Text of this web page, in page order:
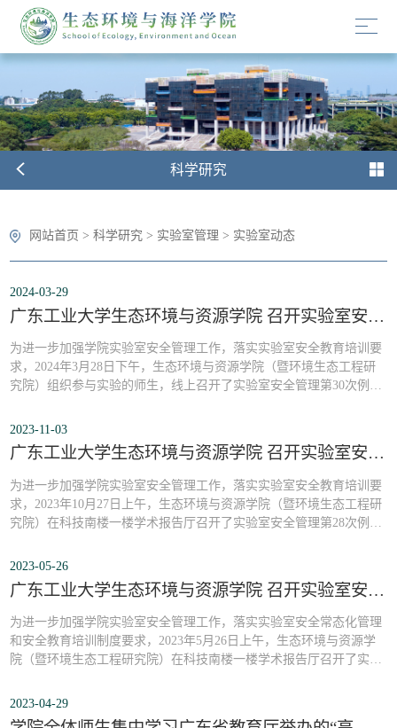
科学研究
网站首页 >科学研究 > 实验室管理 > 实验室动态
2024-03-29
广东工业大学生态环境与资源学院 召开实验室安全管理第三十次例会
为进一步加强学院实验室安全管理工作，落实实验室安全教育培训要
求，2024年3月28日下午，生态环境与资源学院（暨环境生态工程研
究院）组织参与实验的师生，线上召开了实验室安全管理第30次例
用指引，协助师生顺利操作系统；公布了三月份学校督导组和学院实
典型的安全隐患进行了强调，助力师生形成...
2023-11-03
广东工业大学生态环境与资源学院 召开实验室安全管理第二十八次例会
为进一步加强学院实验室安全管理工作，落实实验室安全教育培训要
求，2023年10月27日上午，生态环境与资源学院（暨环境生态工程研
究院）在科技南楼一楼学术报告厅召开了实验室安全管理第28次例
验室管理团队首先总结了开学以来的实验室安全管理工作，包括安全
绍了本学期学院实验室安全管理最新规定；...
2023-05-26
广东工业大学生态环境与资源学院 召开实验室安全管理第二十七次例会
为进一步加强学院实验室安全管理工作，落实实验室安全常态化管理
和安全教育培训制度要求，2023年5月26日上午，生态环境与资源学
院（暨环境生态工程研究院）在科技南楼一楼学术报告厅召开了实验
参与实验的师生参加了会议。学院实验室管理团队向全体与会人员介
2023-04-29